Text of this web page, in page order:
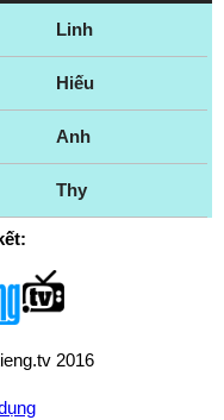
Linh
Hiếu
Anh
Thy
2016